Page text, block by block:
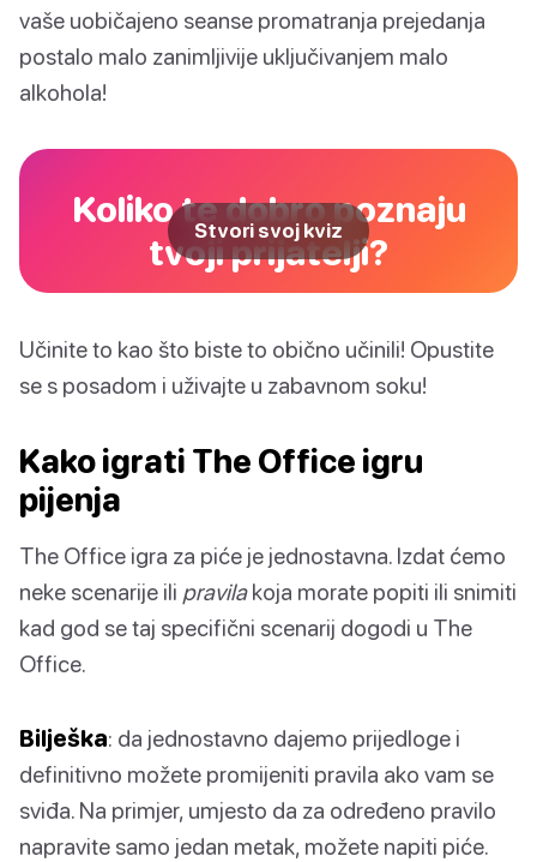
vaše uobičajeno seanse promatranja prejedanja
postalo malo zanimljivije uključivanjem malo
alkohola!
Koliko te dobro poznaju
tvoji prijatelji?
Stvori svoj kviz
Učinite to kao što biste to obično učinili! Opustite
se s posadom i uživajte u zabavnom soku!
Kako igrati The Office igru
pijenja
The Office igra za piće je jednostavna. Izdat ćemo
neke scenarije ili pravilakoja morate popiti ili snimiti
kad god se taj specifični scenarij dogodi u The
Office.
Bilješka: da jednostavno dajemo prijedloge i
definitivno možete promijeniti pravila ako vam se
sviđa. Na primjer, umjesto da za određeno pravilo
napravite samo jedan metak, možete napiti piće.